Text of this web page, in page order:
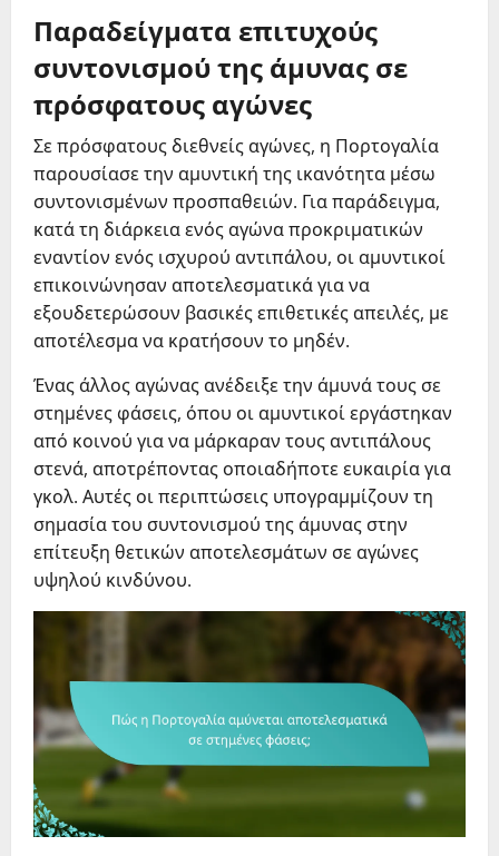
Παραδείγματα επιτυχούς
συντονισμού της άμυνας σε
πρόσφατους αγώνες
Σε πρόσφατους διεθνείς αγώνες, η Πορτογαλία
παρουσίασε την αμυντική της ικανότητα μέσω
συντονισμένων προσπαθειών. Για παράδειγμα,
κατά τη διάρκεια ενός αγώνα προκριματικών
εναντίον ενός ισχυρού αντιπάλου, οι αμυντικοί
επικοινώνησαν αποτελεσματικά για να
εξουδετερώσουν βασικές επιθετικές απειλές, με
αποτέλεσμα να κρατήσουν το μηδέν.
Ένας άλλος αγώνας ανέδειξε την άμυνά τους σε
στημένες φάσεις, όπου οι αμυντικοί εργάστηκαν
από κοινού για να μάρκαραν τους αντιπάλους
στενά, αποτρέποντας οποιαδήποτε ευκαιρία για
γκολ. Αυτές οι περιπτώσεις υπογραμμίζουν τη
σημασία του συντονισμού της άμυνας στην
επίτευξη θετικών αποτελεσμάτων σε αγώνες
υψηλού κινδύνου.